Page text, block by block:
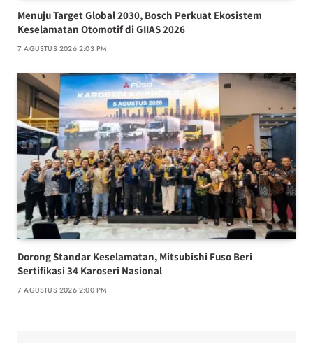
Menuju Target Global 2030, Bosch Perkuat Ekosistem
Keselamatan Otomotif di GIIAS 2026
7 AGUSTUS 2026 2:03 PM
Dorong Standar Keselamatan, Mitsubishi Fuso Beri
Sertifikasi 34 Karoseri Nasional
7 AGUSTUS 2026 2:00 PM